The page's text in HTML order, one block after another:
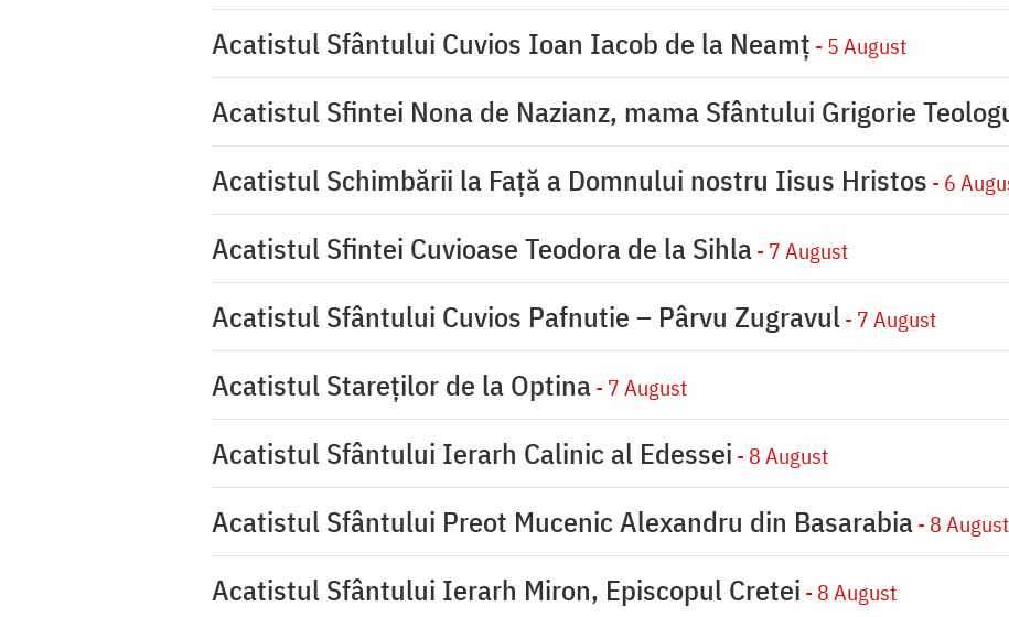
Acatistul Sfântului Cuvios Ioan Iacob de la Neamț - 5 August
Acatistul Sfintei Nona de Nazianz, mama Sfântului Grigorie
Acatistul Schimbării la Faţă a Domnului nostru Iisus Hristos - 6
Acatistul Sfintei Cuvioase Teodora de la Sihla- 7 August
Acatistul Sfântului Cuvios Pafnutie – Pârvu Zugravul - 7 August
Acatistul Stareţilor de la Optina- 7 August
Acatistul Sfântului Ierarh Calinic al Edessei - 8 August
Acatistul Sfântului Preot Mucenic Alexandru din Basarabia- 8 August
Acatistul Sfântului Ierarh Miron, Episcopul Cretei - 8 August